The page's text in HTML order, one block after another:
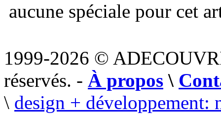
aucune spéciale pour cet
1999-2026 ©
réservés. - À propos \
\ design + développement: